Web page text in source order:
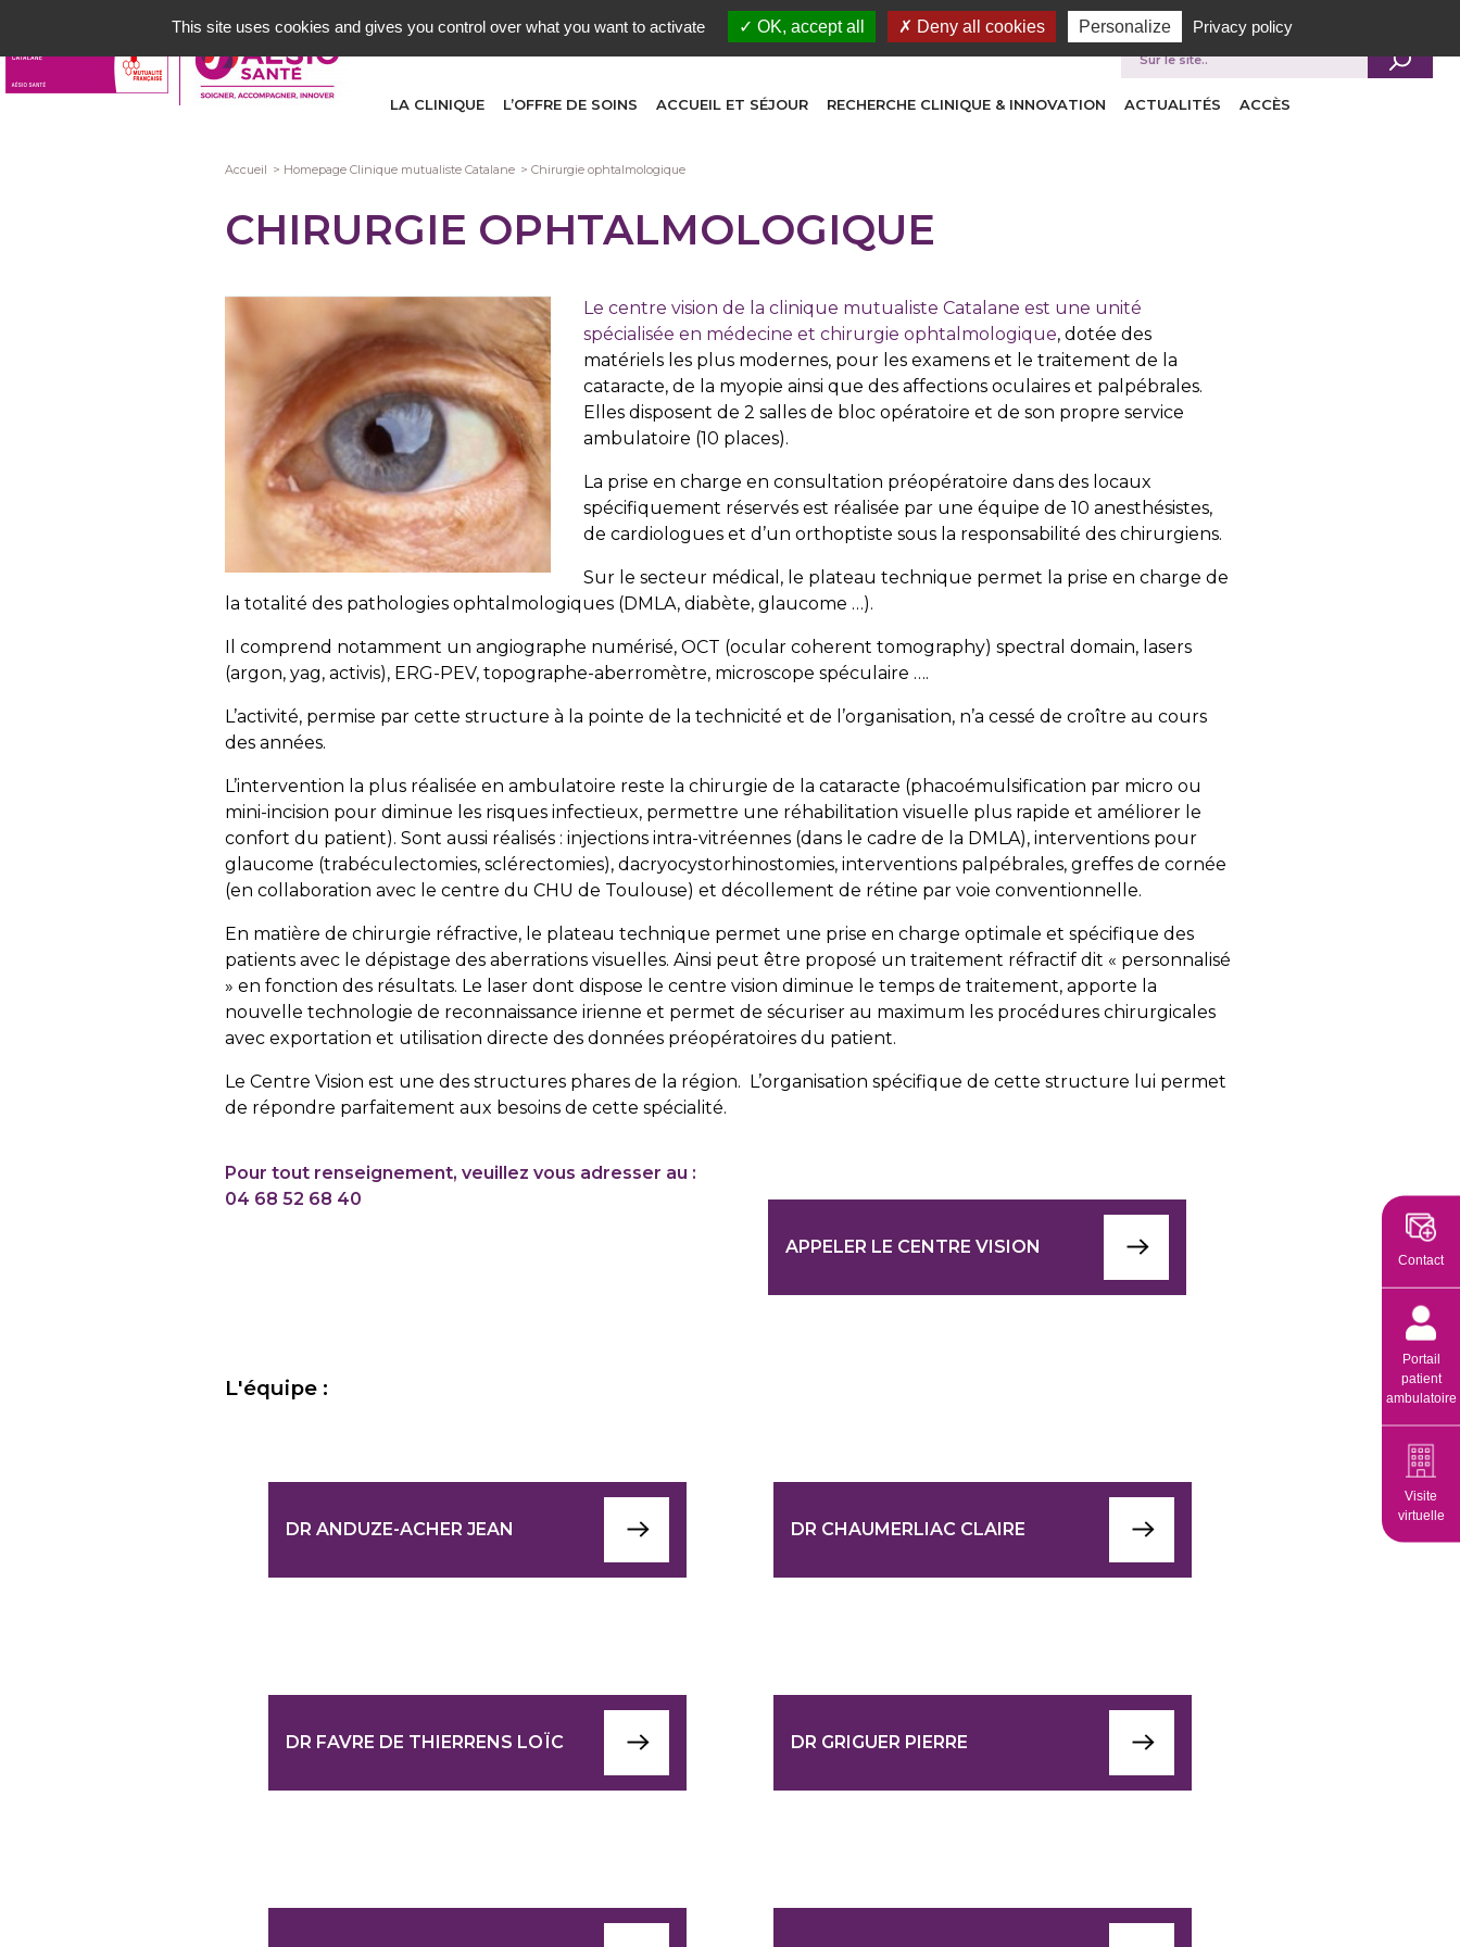
contenu
principal
LA CLINIQUE L’OFFRE DE SOINS ACCUEIL ET SÉJOUR RECHERCHE CLINIQUE & INNOVATION ACTUALITÉS ACCÈS
Je recherche
Fil
d'Ariane
Accueil Homepage Clinique mutualiste Catalane Chirurgie ophtalmologique
CHIRURGIE OPHTALMOLOGIQUE
Le centre vision de la clinique mutualiste Catalane est une unité
spécialisée en médecine et chirurgie ophtalmologique, dotée des
matériels les plus modernes, pour les examens et le traitement de la
cataracte, de la myopie ainsi que des affections oculaires et palpébrales.
Elles disposent de 2 salles de bloc opératoire et de son propre service
ambulatoire (10 places).
La prise en charge en consultation préopératoire dans des locaux
spécifiquement réservés est réalisée par une équipe de 10 anesthésistes,
de cardiologues et d’un orthoptiste sous la responsabilité des chirurgiens.
Sur le secteur médical, le plateau technique permet la prise en charge de
la totalité des pathologies ophtalmologiques (DMLA, diabète, glaucome …).
Il comprend notamment un angiographe numérisé, OCT (ocular coherent tomography) spectral domain, lasers
(argon, yag, activis), ERG-PEV, topographe-aberromètre, microscope spéculaire ….
L’activité, permise par cette structure à la pointe de la technicité et de l’organisation, n’a cessé de croître au cours
des années.
L’intervention la plus réalisée en ambulatoire reste la chirurgie de la cataracte (phacoémulsification par micro ou
mini-incision pour diminue les risques infectieux, permettre une réhabilitation visuelle plus rapide et améliorer le
confort du patient). Sont aussi réalisés : injections intra-vitréennes (dans le cadre de la DMLA), interventions pour
glaucome (trabéculectomies, sclérectomies), dacryocystorhinostomies, interventions palpébrales, greffes de cornée
(en collaboration avec le centre du CHU de Toulouse) et décollement de rétine par voie conventionnelle.
En matière de chirurgie réfractive, le plateau technique permet une prise en charge optimale et spécifique des
patients avec le dépistage des aberrations visuelles. Ainsi peut être proposé un traitement réfractif dit « personnalisé
» en fonction des résultats. Le laser dont dispose le centre vision diminue le temps de traitement, apporte la
nouvelle technologie de reconnaissance irienne et permet de sécuriser au maximum les procédures chirurgicales
avec exportation et utilisation directe des données préopératoires du patient.
Le Centre Vision est une des structures phares de la région. L’organisation spécifique de cette structure lui permet
de répondre parfaitement aux besoins de cette spécialité.
Pour tout renseignement, veuillez vous adresser au :
04 68 52 68 40
APPELER LE CENTRE VISION
L'équipe :
DR ANDUZE-ACHER JEAN DR CHAUMERLIAC CLAIRE
DR FAVRE DE THIERRENS LOÏC DR GRIGUER PIERRE
Contact
Portail
patient
ambulatoire
Visite
virtuelle
This site uses cookies and gives you control over what you want to activate OK, accept all Deny all cookies Personalize Privacy policy